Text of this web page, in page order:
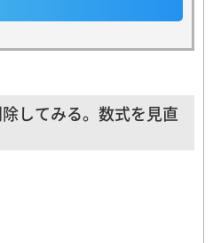
してみる。数式を見直